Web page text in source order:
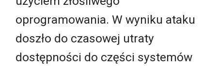
oprogramowania. W wyniku ataku
doszło do czasowej utraty
dostępności do części systemów